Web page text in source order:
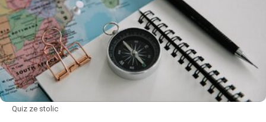
Quiz ze stolic